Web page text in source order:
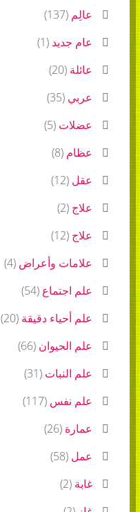
عالِم (
137
)
عام جديد (
1
)
عائلة (
20
)
عربي (
35
)
عضلات (
5
)
عظام (
8
)
عقل (
12
)
علاج (
2
)
علاج (
12
)
علامات وأعراض (
4
)
علم اجتماع (
54
)
علم أحياء دقيقة (
20
)
علم الحيوان (
66
)
علم النبات (
31
)
علم نفس (
117
)
عمارة (
26
)
عمل (
58
)
غابة (
2
)